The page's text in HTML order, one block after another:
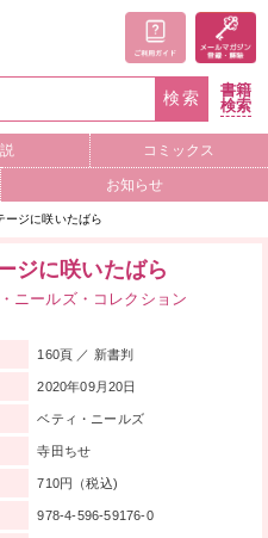
検索
書籍
検索
コミックス
お知らせ
ージに咲いたばら
ジに咲いたばら
ニールズ・コレクション
160頁 ／ 新書判
2020年09月20日
ベティ・ニールズ
寺田ちせ
710円（税込)
978-4-596-59176-0